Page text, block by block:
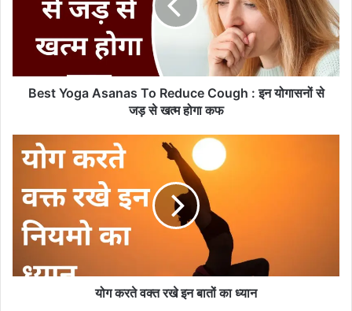
Reduce
योगासनों
होगा
Best Yoga Asanas To Reduce Cough : इन योगासनों से
जड़ से खत्म होगा कफ
करते
रखे
बातों
योग करते वक्त रखे इन बातों का ध्यान